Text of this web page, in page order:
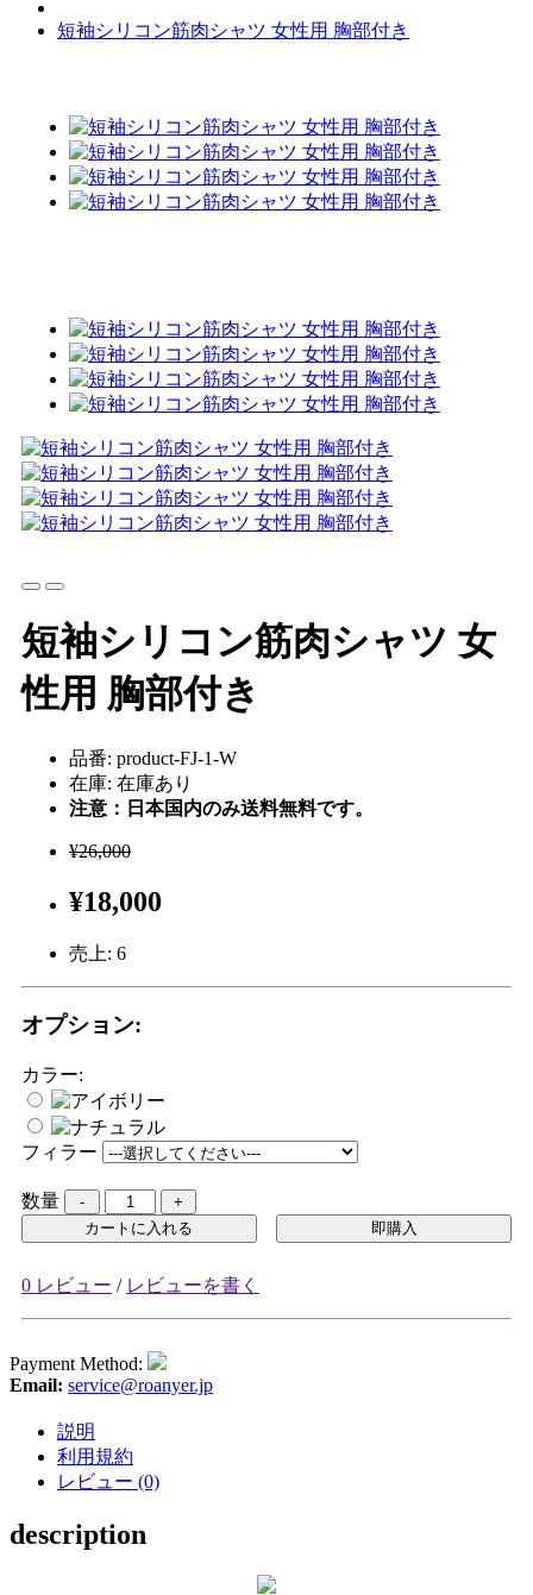
短袖シリコン筋肉シャツ 女性用 胸部付き
短袖シリコン筋肉シャツ 女
性用 胸部付き
品番: product-FJ-1-W
在庫: 在庫あり
注意：日本国内のみ送料無料です。
¥26,000
¥18,000
売上: 6
オプション:
カラー:
フィラー
数量
カートに入れる 即購入
0 レビュー / レビューを書く
Payment Method:
Email: service@roanyer.jp
説明
利用規約
レビュー (0)
description